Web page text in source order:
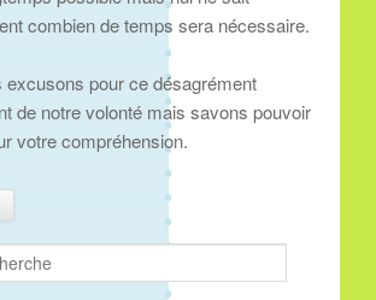
combien de temps sera nécessaire.
excusons pour ce désagrément
de notre volonté mais savons pouvoir
votre compréhension.